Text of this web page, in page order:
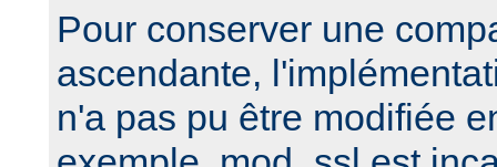
Pour conserver une
ascendante,
n'a pas pu être modifiée